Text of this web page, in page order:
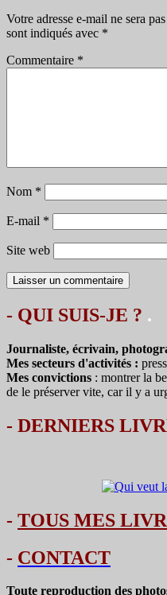
Votre adresse e-mail ne sera
sont indiqués avec *
Commentaire *
Nom *
E-mail *
Site web
- QUI SUIS-JE ? .
Journaliste, écrivain,
Mes secteurs d'activités :
Mes convictions : montrer la
de le préserver vite, car il y a
- DERNIERS
- TOUS MES
- CONTACT
Toute reproduction des